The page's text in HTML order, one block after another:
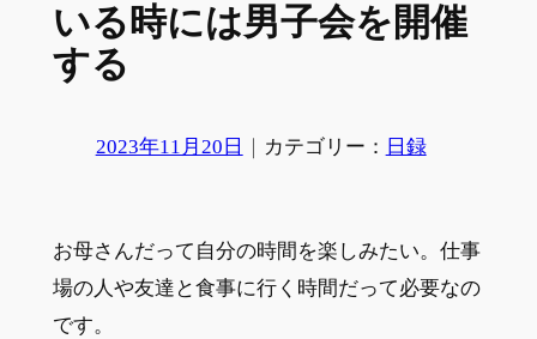
いる時には男子会を開催
する
2023年11月20日 ｜ カテゴリー： 日録
お母さんだって自分の時間を楽しみたい。仕事
場の人や友達と食事に行く時間だって必要なの
です。